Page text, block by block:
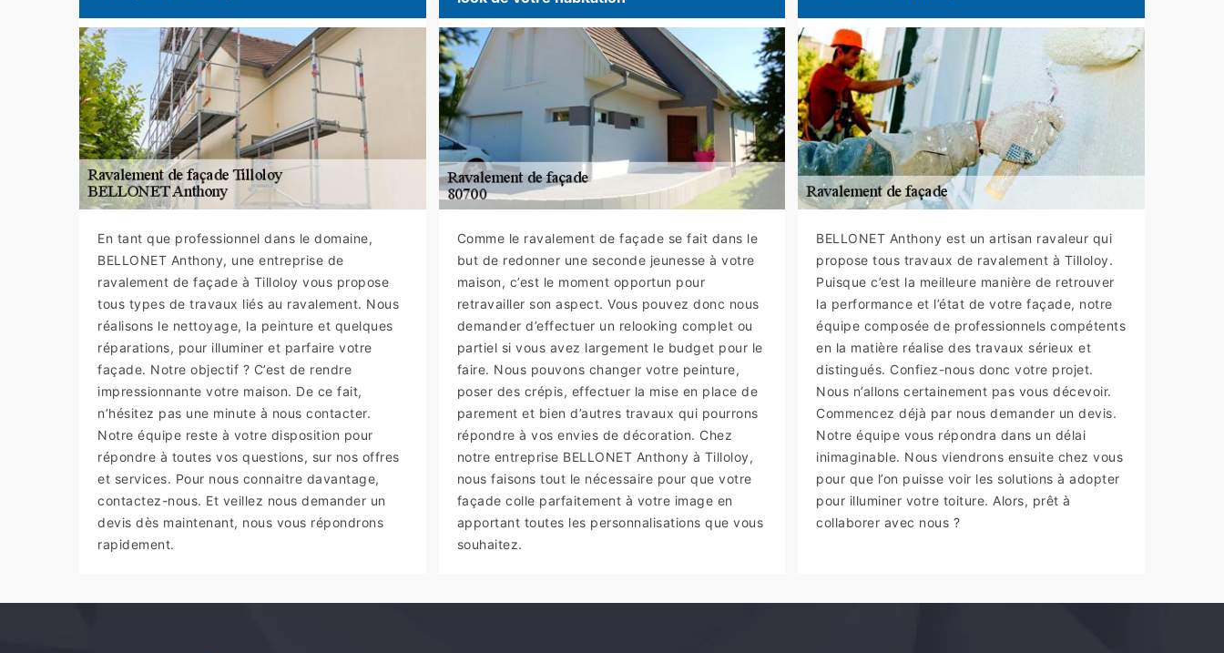
En tant que professionnel dans le domaine,
BELLONET Anthony, une entreprise de
ravalement de façade à Tilloloy vous propose
tous types de travaux liés au ravalement. Nous
réalisons le nettoyage, la peinture et quelques
réparations, pour illuminer et parfaire votre
façade. Notre objectif ? C’est de rendre
impressionnante votre maison. De ce fait,
n’hésitez pas une minute à nous contacter.
Notre équipe reste à votre disposition pour
répondre à toutes vos questions, sur nos offres
et services. Pour nous connaitre davantage,
contactez-nous. Et veillez nous demander un
devis dès maintenant, nous vous répondrons
rapidement.
Comme le ravalement de façade se fait dans le
but de redonner une seconde jeunesse à votre
maison, c’est le moment opportun pour
retravailler son aspect. Vous pouvez donc nous
demander d’effectuer un relooking complet ou
partiel si vous avez largement le budget pour le
faire. Nous pouvons changer votre peinture,
poser des crépis, effectuer la mise en place de
parement et bien d’autres travaux qui pourrons
répondre à vos envies de décoration. Chez
notre entreprise BELLONET Anthony à Tilloloy,
nous faisons tout le nécessaire pour que votre
façade colle parfaitement à votre image en
apportant toutes les personnalisations que vous
souhaitez.
BELLONET Anthony est un artisan ravaleur qui
propose tous travaux de ravalement à Tilloloy.
Puisque c’est la meilleure manière de retrouver
la performance et l’état de votre façade, notre
équipe composée de professionnels compétents
en la matière réalise des travaux sérieux et
distingués. Confiez-nous donc votre projet.
Nous n’allons certainement pas vous décevoir.
Commencez déjà par nous demander un devis.
Notre équipe vous répondra dans un délai
inimaginable. Nous viendrons ensuite chez vous
pour que l’on puisse voir les solutions à adopter
pour illuminer votre toiture. Alors, prêt à
collaborer avec nous ?